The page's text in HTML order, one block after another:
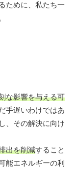
ために、私たち一
な影響を与える可
手遅いわけではあ
、その解決に向け
出を削減すること
能エネルギーの利